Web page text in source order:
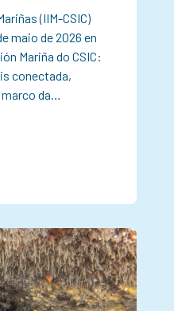
(IIM-CSIC)
maio de 2026 en
Mariña do CSIC:
conectada,
da…